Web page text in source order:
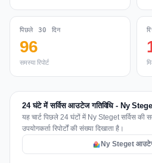
पिछले 30 दिन
96
समस्या रिपोर्ट
24 घंटे में सर्विस आउटेज गतिविधि - Ny
यह चार्ट पिछले 24 घंटों में Ny Steget सर्विस
उपयोगकर्ता रिपोर्टों की संख्या दिखाता है।
Ny Steget